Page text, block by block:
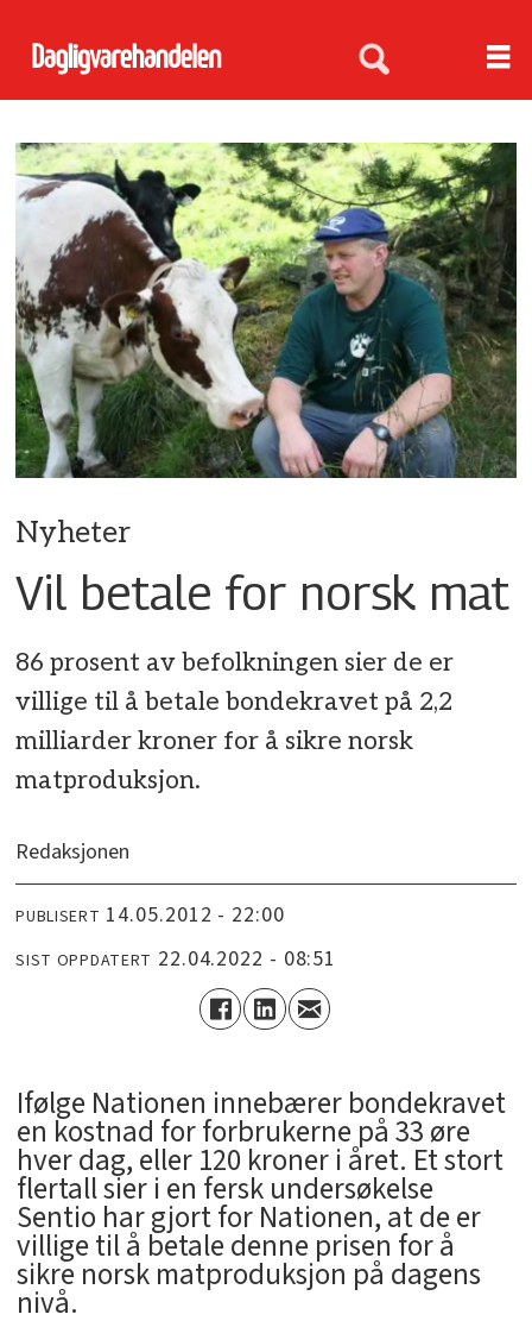
Nyheter
Vil betale for norsk mat
86 prosent av befolkningen sier de er
villige til å betale bondekravet på 2,2
milliarder kroner for å sikre norsk
matproduksjon.
Redaksjonen
PUBLISERT 14.05.2012 - 22:00
SIST OPPDATERT 22.04.2022 - 08:51
Ifølge Nationen innebærer bondekravet
en kostnad for forbrukerne på 33 øre
hver dag, eller 120 kroner i året. Et stort
flertall sier i en fersk undersøkelse
Sentio har gjort for Nationen, at de er
villige til å betale denne prisen for å
sikre norsk matproduksjon på dagens
nivå.